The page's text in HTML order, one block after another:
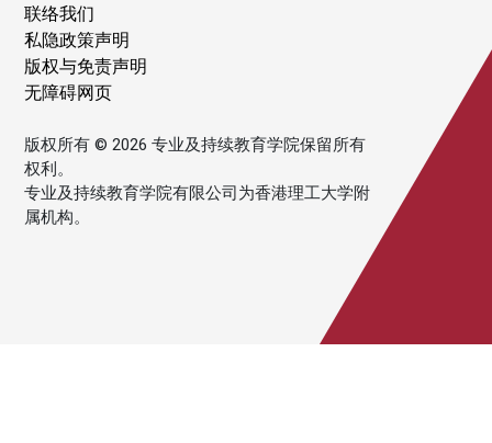
联络我们
私隐政策声明
版权与免责声明
无障碍网页
版权所有 © 2026 专业及持续教育学院保留所有
权利。
专业及持续教育学院有限公司为香港理工大学附
属机构。